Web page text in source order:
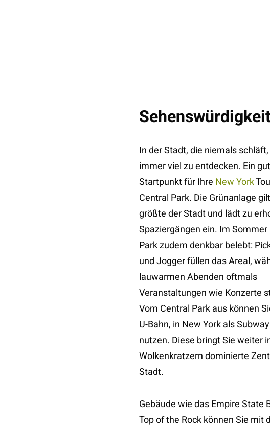
In der Stadt, die niemals
immer viel zu entdecken. Ein
Startpunkt für Ihre New York
Central Park. Die Grünanlage
größte der Stadt und lädt zu
Spaziergängen ein. Im
Park zudem denkbar belebt:
und Jogger füllen das Areal,
lauwarmen Abenden oftmals
Veranstaltungen wie Konzerte
Vom Central Park aus können
U-Bahn, in New York als
nutzen. Diese bringt Sie weiter
Wolkenkratzern dominierte
Stadt.
Gebäude wie das Empire
Top of the Rock können Sie